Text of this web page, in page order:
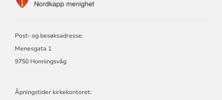
Post- og besøksadresse:
Menesgata 1
9750 Honningsvåg
Åpningstider kirkekontoret: